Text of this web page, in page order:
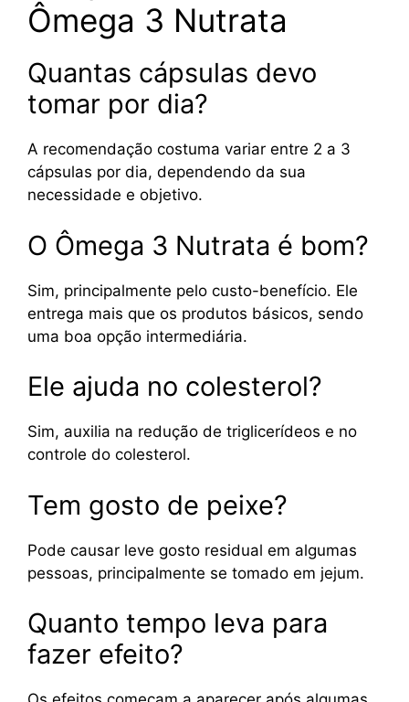
Ômega 3 Nutrata
Quantas cápsulas devo
tomar por dia?
A recomendação costuma variar entre 2 a 3
cápsulas por dia, dependendo da sua
necessidade e objetivo.
O Ômega 3 Nutrata é bom?
Sim, principalmente pelo custo-benefício. Ele
entrega mais que os produtos básicos, sendo
uma boa opção intermediária.
Ele ajuda no colesterol?
Sim, auxilia na redução de triglicerídeos e no
controle do colesterol.
Tem gosto de peixe?
Pode causar leve gosto residual em algumas
pessoas, principalmente se tomado em jejum.
Quanto tempo leva para
fazer efeito?